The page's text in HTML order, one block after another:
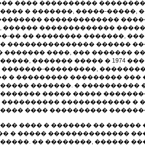
���� ����������
� �������, �����-�����,
�������������
������ �������������
�� �� �������� �������,
��������������� ������
������� ����, ��� �������
������� ����� � 1974
���������,
� ��������� ��������� ���
�������. � ����������
����� �����
���������� ������������ �
���� ����������
���� � ������� �� ������
� ����� ��������������
�� ��������, ������